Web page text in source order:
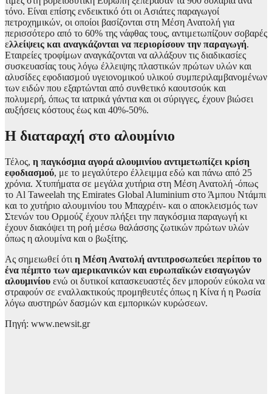
τόνο. Είναι επίσης ενδεικτικό ότι οι Ασιάτες παραγωγοί
πετροχημικών, οι οποίοι βασίζονται στη Μέση Ανατολή για
περισσότερο από το 60% της νάφθας τους, αντιμετωπίζουν σοβαρές
ελλείψεις και αναγκάζονται να περιορίσουν την παραγωγή.
Εταιρείες τροφίμων αναγκάζονται να αλλάξουν τις διαδικασίες
συσκευασίας τους λόγω έλλειψης πλαστικών πρώτων υλών και
αλυσίδες εφοδιασμού υγειονομικού υλικού συμπεριλαμβανομένων
των ειδών που εξαρτώνται από συνθετικό καουτσούκ και
πολυμερή, όπως τα ιατρικά γάντια και οι σύριγγες, έχουν βιώσει
αυξήσεις κόστους έως και 40%-50%.
Η διαταραχή στο αλουμίνιο
Τέλος, η παγκόσμια αγορά αλουμινίου αντιμετωπίζει κρίση
εφοδιασμού, με το μεγαλύτερο έλλειμμα εδώ και πάνω από 25
χρόνια. Χτυπήματα σε μεγάλα χυτήρια στη Μέση Ανατολή -όπως
το Al Taweelah της Emirates Global Aluminium στο Άμπου Ντάμπι
και το χυτήριο αλουμινίου του Μπαχρέιν- και ο αποκλεισμός των
Στενών του Ορμούζ έχουν πλήξει την παγκόσμια παραγωγή κι
έχουν διακόψει τη ροή μέσω θαλάσσης ζωτικών πρώτων υλών
όπως η αλουμίνα και ο βωξίτης.
Ας σημειωθεί ότι η Μέση Ανατολή αντιπροσωπεύει περίπου το
ένα πέμπτο των αμερικανικών και ευρωπαϊκών εισαγωγών
αλουμινίου ενώ οι δυτικοί κατασκευαστές δεν μπορούν εύκολα να
στραφούν σε εναλλακτικούς προμηθευτές όπως η Κίνα ή η Ρωσία
λόγω αυστηρών δασμών και εμπορικών κυρώσεων.
Πηγή: www.newsit.gr